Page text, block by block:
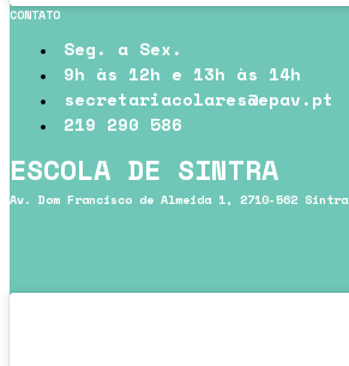
CONTATO
Seg. a Sex.
9h às 12h e 13h às 14h
secretariacolares@epav.pt
219 290 586
ESCOLA DE SINTRA
Av. Dom Francisco de Almeida 1, 2710-562 Sintra